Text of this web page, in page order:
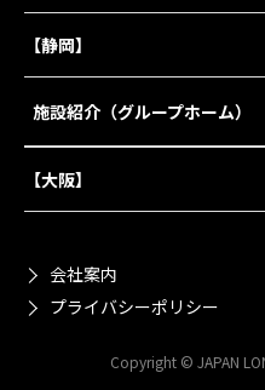
【静岡】
施設紹介（グループホーム）
【大阪】
会社案内
プライバシーポリシー
Copyright © JAPAN